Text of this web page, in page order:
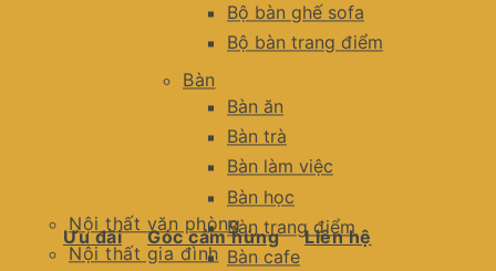
Bộ bàn ghế sofa
Bộ bàn trang điểm
Bàn
Bàn ăn
Bàn trà
Bàn làm việc
Bàn học
Bàn trang điểm
Bàn cafe
Nội thất văn phòng
Nội thất gia đình
Ưu đãi Góc cảm hứng Liên hệ